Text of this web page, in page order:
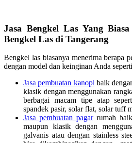
Jasa Bengkel Las Yang
Bengkel Las di Tangerang
Bengkel las biasanya menerima berapa
dengan model dan keinginan Anda
Jasa pembuatan kanopi baik
klasik dengan menggunakan
berbagai macam tipe atap
spandek pasir, solar flat, solar tuff
Jasa pembuatan pagarrumah
maupun klasik dengan
galvanis atau dengan stainless